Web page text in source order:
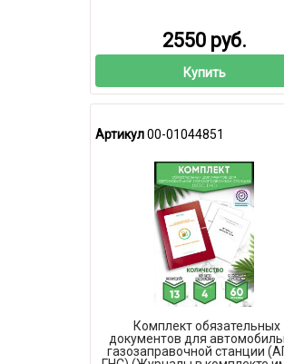
2550 руб.
Купить
Артикул00-01044851
Комплект обязательных
документов для
газозаправочной станции